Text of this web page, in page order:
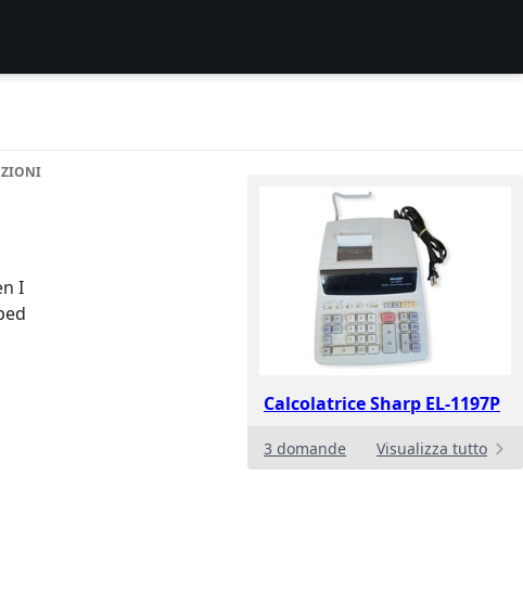
Calcolatrice Sharp EL-1197P
3 domande Visualizza tutto
I